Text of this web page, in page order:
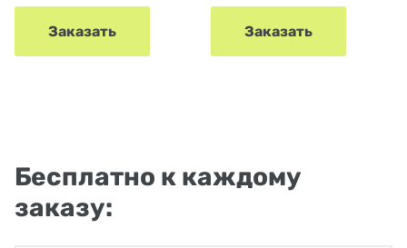
Заказать Заказать
Бесплатно к каждому
заказу: